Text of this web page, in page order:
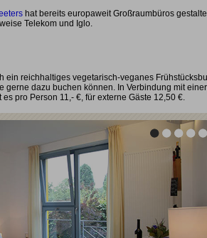
hat bereits europaweit Großraumbüros
Telekom und Iglo.
ein reichhaltiges vegetarisch-veganes
gerne dazu buchen können. In Verbindung mit einer
pro Person 11,- €, für externe Gäste 12,50 €.